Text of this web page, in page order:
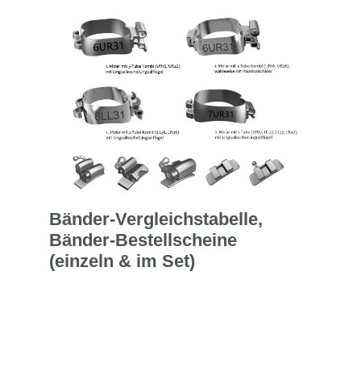
Bänder-Vergleichstabelle,
Bänder-Bestellscheine
(einzeln & im Set)